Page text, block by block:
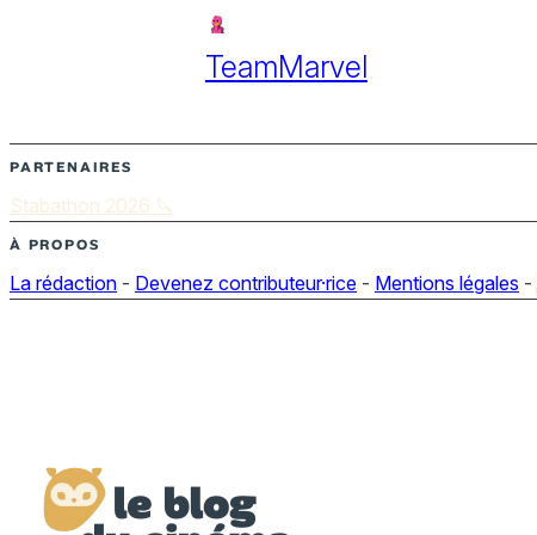
TeamMarvel
PARTENAIRES
Stabathon 2026 🔪
À PROPOS
La rédaction - Devenez contributeur·rice - Mentions légales -